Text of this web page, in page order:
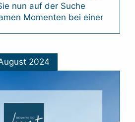
nun auf der Suche
Momenten bei einer
2024